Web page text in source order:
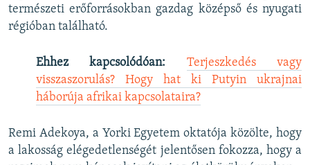
természeti erőforrásokban gazdag középső és nyugati
régióban található.
Ehhez kapcsolódóan:
Terjeszkedés vagy
visszaszorulás? Hogy hat ki Putyin ukrajnai
háborúja afrikai kapcsolataira?
Remi Adekoya, a Yorki Egyetem oktatója közölte, hogy
a lakosság elégedetlenségét jelentősen fokozza, hogy a